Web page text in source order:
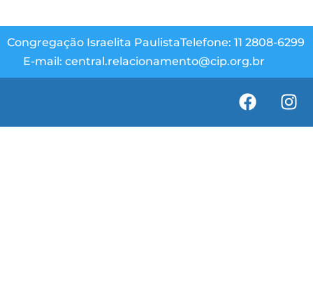
Congregação Israelita PaulistaTelefone: 11 2808-6299
E-mail: central.relacionamento@cip.org.br